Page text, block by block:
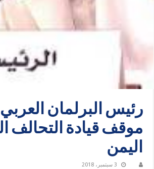
رئيس البرلمان
موقف قيادة التحالف
اليمن
3 سبتمبر، 2018